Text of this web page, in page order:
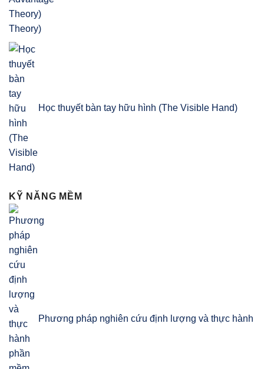
Theory)
Học thuyết bàn tay hữu hình (The Visible Hand)
KỸ NĂNG MỀM
Phương pháp nghiên cứu định lượng và thực hành